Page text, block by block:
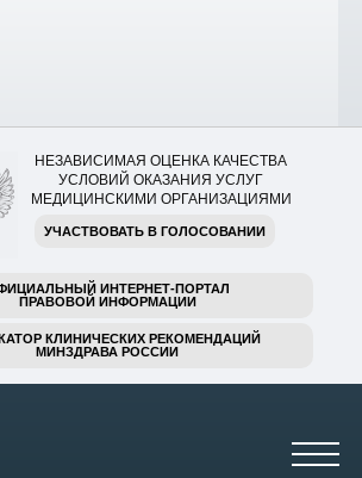
НЕЗАВИСИМАЯ ОЦЕНКА КАЧЕСТВА
УСЛОВИЙ ОКАЗАНИЯ УСЛУГ
МЕДИЦИНСКИМИ ОРГАНИЗАЦИЯМИ
УЧАСТВОВАТЬ В ГОЛОСОВАНИИ
ИНТЕРНЕТ-ПОРТАЛ
ПРАВОВОЙ ИНФОРМАЦИИ
КЛИНИЧЕСКИХ РЕКОМЕНДАЦИЙ
МИНЗДРАВА РОССИИ